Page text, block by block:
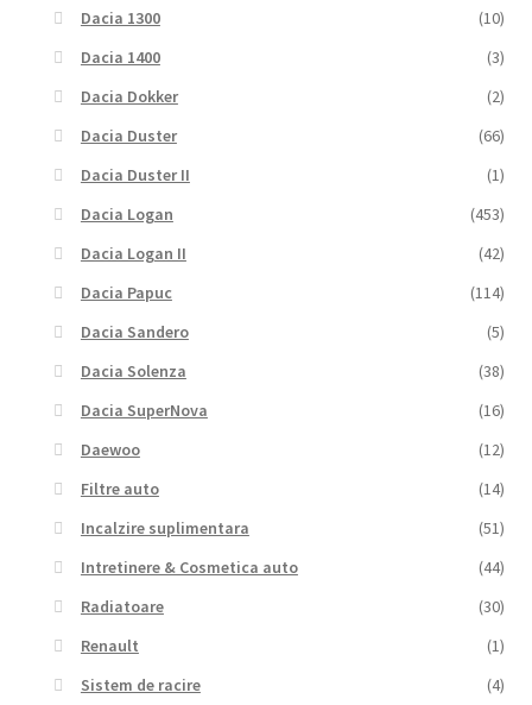
Dacia 1300
(10)
Dacia 1400
(3)
Dacia Dokker
(2)
Dacia Duster
(66)
Dacia Duster II
(1)
Dacia Logan
(453)
Dacia Logan II
(42)
Dacia Papuc
(114)
Dacia Sandero
(5)
Dacia Solenza
(38)
Dacia SuperNova
(16)
Daewoo
(12)
Filtre auto
(14)
Incalzire suplimentara
(51)
Intretinere & Cosmetica auto
(44)
Radiatoare
(30)
Renault
(1)
Sistem de racire
(4)